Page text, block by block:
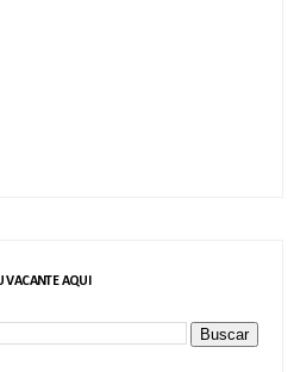
VACANTE AQUI